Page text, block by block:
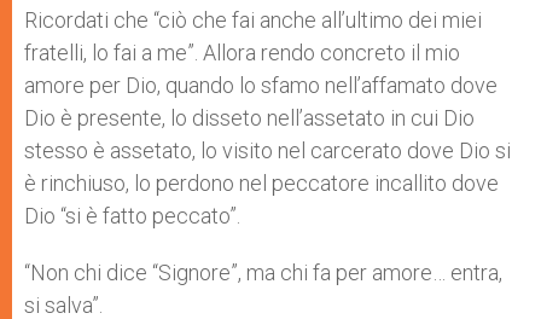
Ricordati che “ciò che fai anche all’ultimo dei miei
fratelli, lo fai a me”. Allora rendo concreto il mio
amore per Dio, quando lo sfamo nell’affamato dove
Dio è presente, lo disseto nell’assetato in cui Dio
stesso è assetato, lo visito nel carcerato dove Dio si
è rinchiuso, lo perdono nel peccatore incallito dove
Dio “si è fatto peccato”.
“Non chi dice “Signore”, ma chi fa per amore… entra,
si salva”.